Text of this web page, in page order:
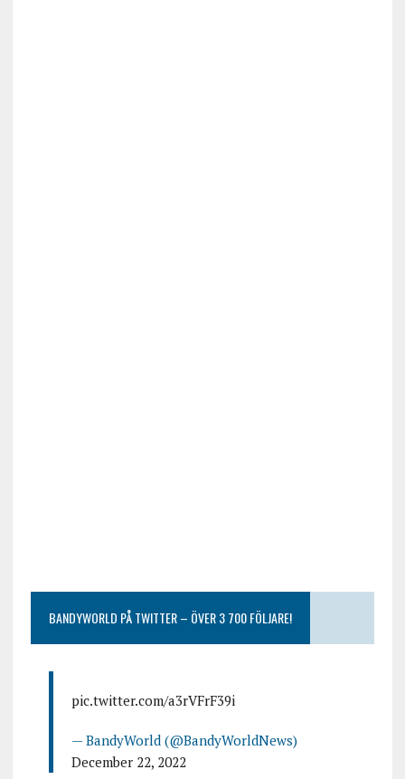
BANDYWORLD PÅ TWITTER – ÖVER 3 700 FÖLJARE!
pic.twitter.com/a3rVFrF39i
— BandyWorld (@BandyWorldNews)
December 22, 2022